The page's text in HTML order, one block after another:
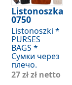
Listonoszka
0750
Listonoszki *
PURSES
BAGS *
Сумки через
плечо.
27 złzł netto